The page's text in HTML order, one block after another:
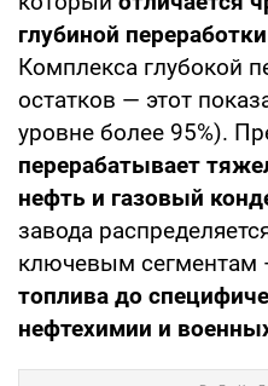
глубиной
Комплекса глубокой
остатков — этот
уровне более 95%).
перерабатывает
нефть и газовый
завода
ключевым сегментам
топлива до
нефтехимии и